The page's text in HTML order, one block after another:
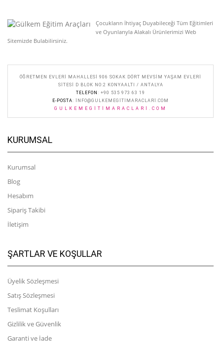
Çocukların İhtiyaç Duyabileceği Tüm Eğitimleri
ve Oyunlarıyla Alakalı Ürünlerimizi Web
Sitemizde Bulabilirsiniz.
ÖĞRETMEN EVLERI MAHALLESI 906 SOKAK DÖRT MEVSIM YAŞAM EVLERI
SITESI D BLOK NO:2 KONYAALTI / ANTALYA
TELEFON : +90 535 973 63 19
E-POSTA:
INFO@GULKEMEGITIMARACLARI.COM
GULKEMEGITIMARACLARI.COM
KURUMSAL
Kurumsal
Blog
Hesabım
Sipariş Takibi
İletişim
ŞARTLAR VE KOŞULLAR
Üyelik Sözleşmesi
Satış Sözleşmesi
Teslimat Koşulları
Gizlilik ve Güvenlik
Garanti ve İade